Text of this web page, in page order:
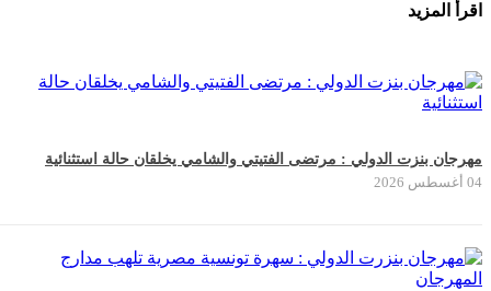
اقرأ المزيد
مهرجان بنزت الدولي : مرتضى الفتيتي والشامي يخلقان حالة استثنائية
04 أغسطس 2026